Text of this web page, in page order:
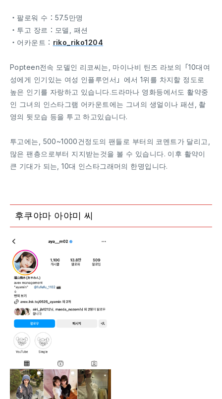
・팔로워 수：57.5만명
・투고 장르：모델, 패션
・어카운트： riko_riko1204
Popteen전속 모델인 리코씨는, 마이나비 틴즈 라보의「10대여
성에게 인기있는 여성 인플루언서」에서 1위를 차지할 정도로
높은 인기를 자랑하고 있습니다.드라마나 영화등에서도 활약중
인 그녀의 인스타그램 어카운트에는 그녀의 생얼이나 패션, 촬
영의 뒷모습 등을 투고 하고있습니다.
투고에는, 500~1000건정도의 팬들로 부터의 코멘트가 달리고,
많은 팬층으로부터 지지받는것을 볼 수 있습니다. 이후 활약이
큰 기대가 되는, 10대 인스타그래머의 한명입니다.
후쿠야마 아야미 씨